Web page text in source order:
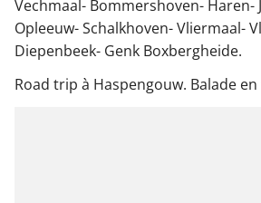
Vechmaal- Bommershoven- Haren-
Opleeuw- Schalkhoven- Vliermaal-
Diepenbeek- Genk Boxbergheide.
Road trip à Haspengouw. Balade